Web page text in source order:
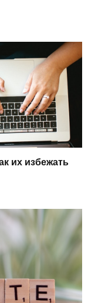
их избежать